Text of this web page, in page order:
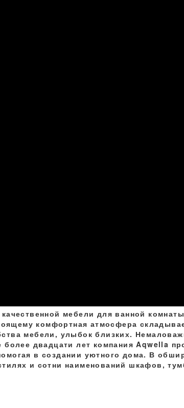
мебели для ванной
комфортная атмосфера
мебели, улыбок близких.
двадцати лет компания Aqwella
в создании уютного дома. В
и сотни наименований шкафов,